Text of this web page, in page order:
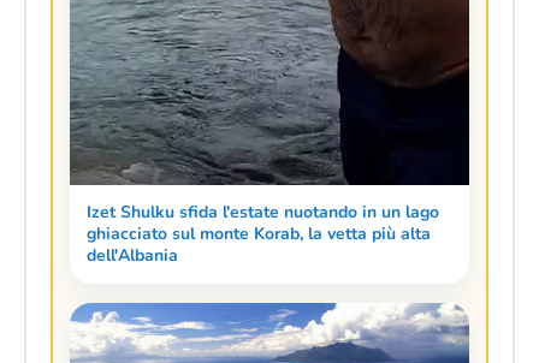
Izet Shulku sfida l'estate nuotando in un lago
ghiacciato sul monte Korab, la vetta più alta
dell'Albania